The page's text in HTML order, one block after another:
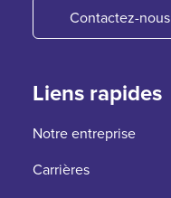
Contactez-nous
Liens rapides
Notre entreprise
Carrières